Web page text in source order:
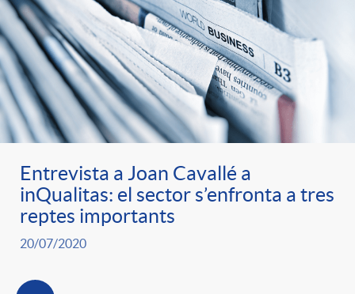
Entrevista a Joan Cavallé a
inQualitas: el sector s’enfronta a tres
reptes importants
20/07/2020